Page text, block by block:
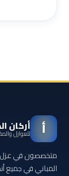
أ أركان
للعوازل
متخصصون في عزل
المباني في جميع